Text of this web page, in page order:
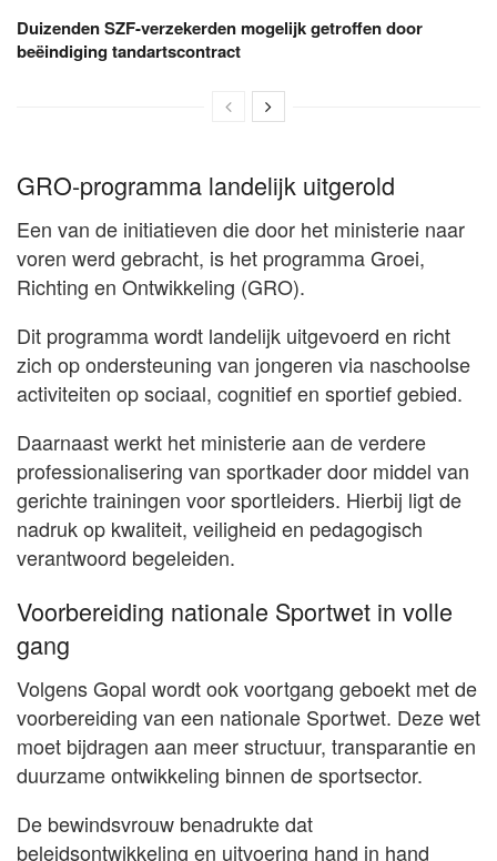
Duizenden SZF-verzekerden mogelijk getroffen door
beëindiging tandartscontract
GRO-programma landelijk uitgerold
Een van de initiatieven die door het ministerie naar
voren werd gebracht, is het programma Groei,
Richting en Ontwikkeling (GRO).
Dit programma wordt landelijk uitgevoerd en richt
zich op ondersteuning van jongeren via naschoolse
activiteiten op sociaal, cognitief en sportief gebied.
Daarnaast werkt het ministerie aan de verdere
professionalisering van sportkader door middel van
gerichte trainingen voor sportleiders. Hierbij ligt de
nadruk op kwaliteit, veiligheid en pedagogisch
verantwoord begeleiden.
Voorbereiding nationale Sportwet in volle
gang
Volgens Gopal wordt ook voortgang geboekt met de
voorbereiding van een nationale Sportwet. Deze wet
moet bijdragen aan meer structuur, transparantie en
duurzame ontwikkeling binnen de sportsector.
De bewindsvrouw benadrukte dat
beleidsontwikkeling en uitvoering hand in hand